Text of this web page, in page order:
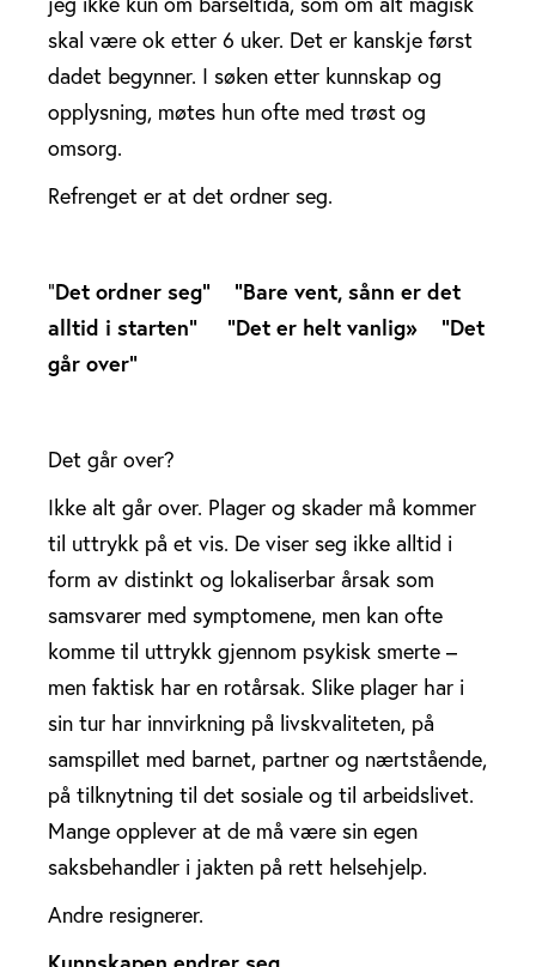
skal være ok etter 6 uker. Det er kanskje først
dadet begynner. I søken etter kunnskap og
opplysning, møtes hun ofte med trøst og
omsorg.
Refrenget er at det ordner seg.
“Det ordner seg” “Bare vent, sånner det
alltid i starten” “Det er helt vanlig» “Det
går over”
Det går over?
Ikke alt går over. Plager og skader må kommer
til uttrykk på et vis. De viser seg ikke alltid i
form av distinkt og lokaliserbar årsak som
samsvarer med symptomene, men kan ofte
komme til uttrykk gjennom psykisk smerte –
men faktisk har en rotårsak. Slike plager har i
sin tur har innvirkning på livskvaliteten, på
samspillet med barnet, partner og nærtstående,
på tilknytning til det sosiale og til arbeidslivet.
Mange opplever at de må være sin egen
saksbehandler i jakten på rett helsehjelp.
Andre resignerer.